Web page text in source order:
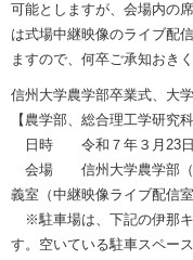
可能としますが、会場内の
は式場中継映像のライブ配
ますので、何卒ご承知おきく
信州大学農学部卒業式、大
【農学部、総合理工学研究
日時 令和７年３月23日
会場 信州大学農学部（F
義室（中継映像ライブ配信
※駐車場は、下記の伊那キ
す。空いている駐車スペー